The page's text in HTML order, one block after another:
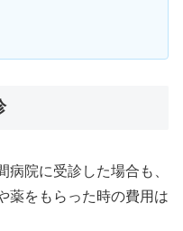
院に受診した場合も、
薬をもらった時の費用は